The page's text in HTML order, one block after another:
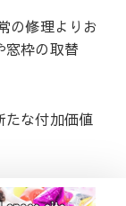
の修理よりお
窓枠の取替
たな付加価値